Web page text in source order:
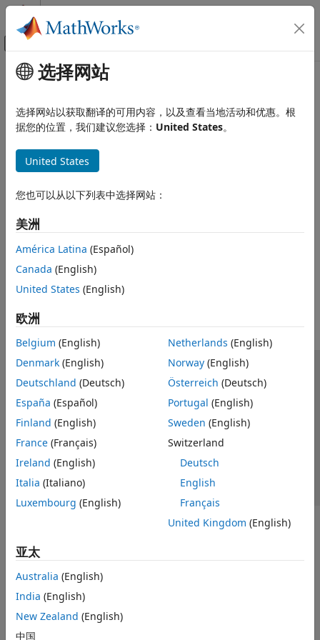
跳到内容
画布外导航菜单切换
文档主页
主要内容
选择网站
选择网站以获取翻译的可用内容，以及查看当地活动和优惠。根
据您的位置，我们建议您选择： United States。
United States
您也可以从以下列表中选择网站：
美洲
América Latina (Español)
Canada (English)
United States (English)
欧洲
Belgium (English)
Denmark (English)
Deutschland (Deutsch)
España (Español)
Finland (English)
France (Français)
Ireland (English)
Italia (Italiano)
Luxembourg (English)
Netherlands (English)
Norway(English)
Österreich (Deutsch)
Portugal (English)
Sweden (English)
Switzerland
Deutsch
English
Français
United Kingdom (English)
亚太
Australia (English)
India (English)
New Zealand (English)
中国
信任中心 商标 隐私政策 防盗版
应用程序状态
联系我们
© 1994-2026 The MathWorks, Inc.